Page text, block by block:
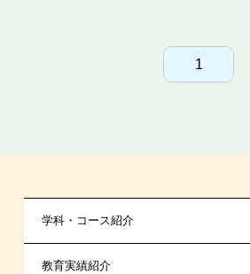
1
学科・コース紹介
保育士・幼稚園教諭系
教育実績紹介